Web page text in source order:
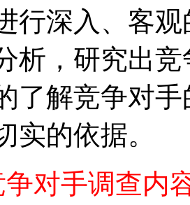
行深入、客
析，研究出
了解竞争对
实的依据。
对手调查内